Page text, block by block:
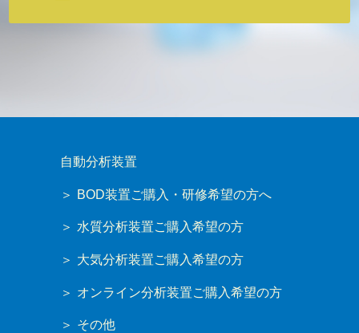
自動分析装置
BOD装置ご購入・研修希望の方へ
水質分析装置ご購入希望の方
大気分析装置ご購入希望の方
オンライン分析装置ご購入希望の方
その他